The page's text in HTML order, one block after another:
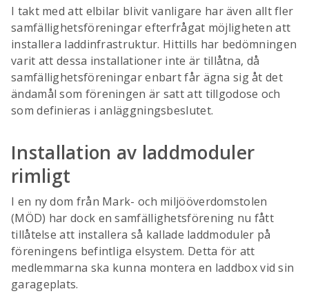
I takt med att elbilar blivit vanligare har även allt fler
samfällighetsföreningar efterfrågat möjligheten att
installera laddinfrastruktur. Hittills har bedömningen
varit att dessa installationer inte är tillåtna, då
samfällighetsföreningar enbart får ägna sig åt det
ändamål som föreningen är satt att tillgodose och
som definieras i anläggningsbeslutet.
Installation av laddmoduler
rimligt
I en ny dom från Mark- och miljööverdomstolen
(MÖD) har dock en samfällighetsförening nu fått
tillåtelse att installera så kallade laddmoduler på
föreningens befintliga elsystem. Detta för att
medlemmarna ska kunna montera en laddbox vid sin
garageplats.